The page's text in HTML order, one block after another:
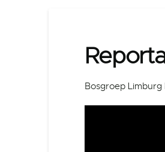
Bosgroep